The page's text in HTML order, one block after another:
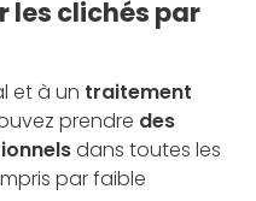
les clichés par
et à un traitement
prendre des
dans toutes les
par faible